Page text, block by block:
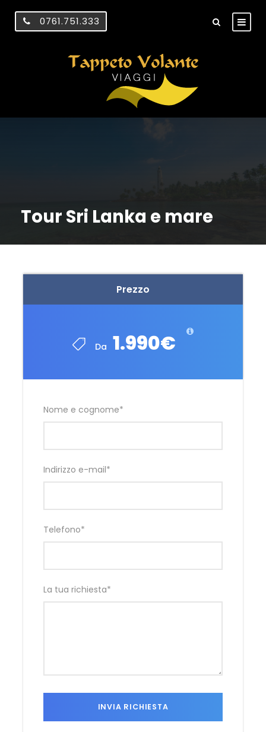
0761.751.333
Tour Sri Lanka e mare
Prezzo
Da 1.990€
Nome e cognome*
Indirizzo e-mail*
Telefono*
La tua richiesta*